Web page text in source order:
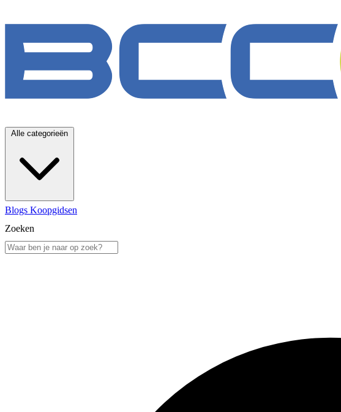
Alle categorieën
Blogs Koopgidsen
Zoeken